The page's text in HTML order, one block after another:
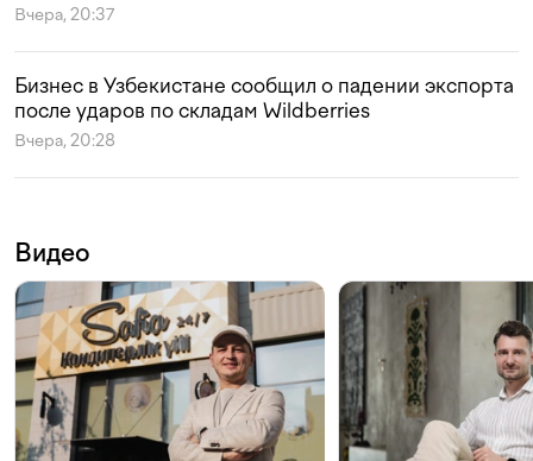
Вчера, 20:37
Бизнес в Узбекистане сообщил о падении экспорта
после ударов по складам Wildberries
Вчера, 20:28
Видео